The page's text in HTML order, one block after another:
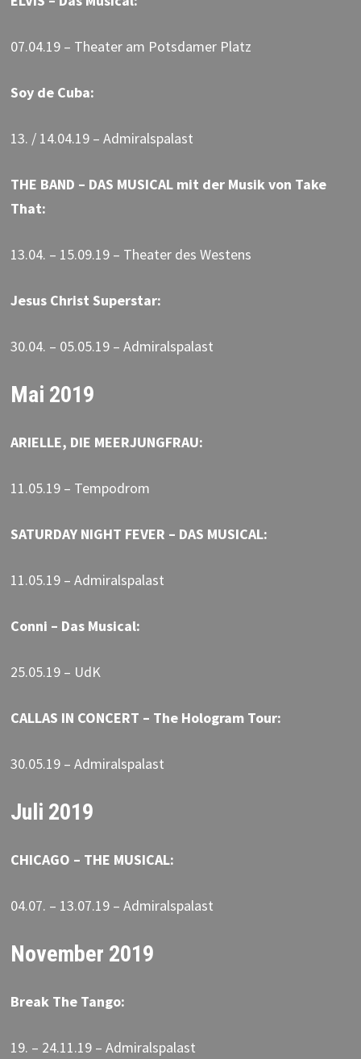
07.04.19 – Theater am Potsdamer Platz
Soy de Cuba:
13. / 14.04.19 – Admiralspalast
THE BAND – DAS MUSICAL mit der Musik von Take
That:
13.04. – 15.09.19 – Theater des Westens
Jesus Christ Superstar:
30.04. – 05.05.19 – Admiralspalast
Mai 2019
ARIELLE, DIE MEERJUNGFRAU:
11.05.19 – Tempodrom
SATURDAY NIGHT FEVER – DAS MUSICAL:
11.05.19 – Admiralspalast
Conni – Das Musical:
25.05.19 – UdK
CALLAS IN CONCERT – The Hologram Tour:
30.05.19 – Admiralspalast
Juli 2019
CHICAGO – THE MUSICAL:
04.07. – 13.07.19 – Admiralspalast
November 2019
Break The Tango:
19. – 24.11.19 – Admiralspalast